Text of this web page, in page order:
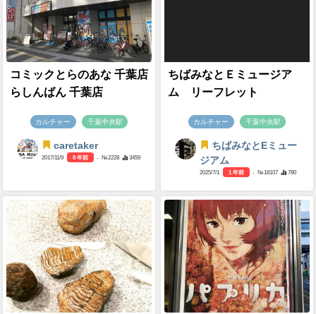
コミックとらのあな 千葉店
らしんばん 千葉店
カルチャー 千葉中央駅
caretaker
2017/11/9 8 年前 - №2228 3459
ちばみなとＥミュージア
ム リーフレット
カルチャー 千葉中央駅
ちばみなとEミュー
ジアム
2025/7/1 1 年前 - №18107 780